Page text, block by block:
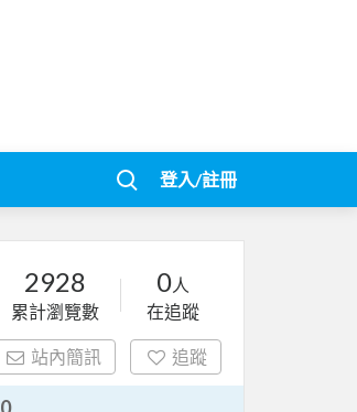
登入/註冊
2928
累計瀏覽數
0人
在追蹤
站內簡訊 追蹤
0